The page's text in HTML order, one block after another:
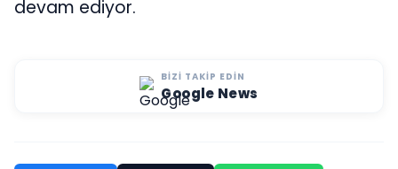
devam ediyor.
BIZI TAKIP EDIN
Google News